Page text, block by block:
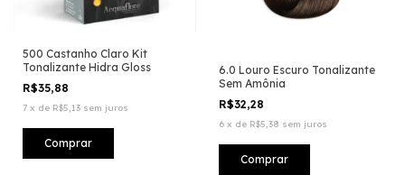
500 Castanho Claro Kit
Tonalizante Hidra Gloss
R$35,88
7 x de R$5,13 sem juros
6.0 Louro Escuro Tonalizante
Sem Amônia
R$32,28
6 x de R$5,38 sem juros